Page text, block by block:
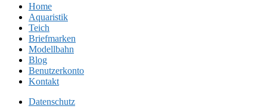
Home
Aquaristik
Teich
Briefmarken
Modellbahn
Blog
Benutzerkonto
Kontakt
Datenschutz